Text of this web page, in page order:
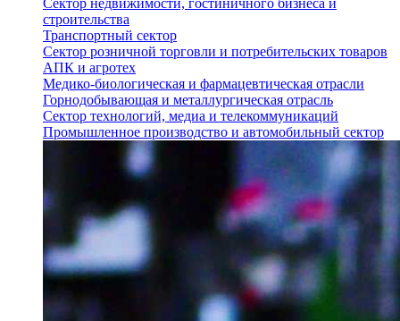
Сектор недвижимости, гостиничного бизнеса и
строительства
Транспортный сектор
Сектор розничной торговли и потребительских товаров
АПК и агротех
Медико-биологическая и фармацевтическая отрасли
Горнодобывающая и металлургическая отрасль
Сектор технологий, медиа и телекоммуникаций
Промышленное производство и автомобильный сектор